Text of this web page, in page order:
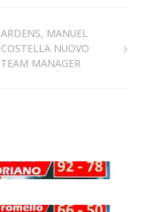
ARDENS, MANUEL
COSTELLA NUOVO
TEAM MANAGER